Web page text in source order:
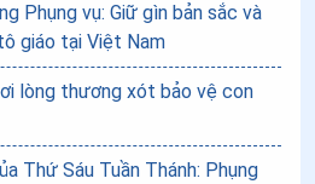
Phụng vụ: Giữ gìn bản sắc và
giáo tại Việt Nam
lòng thương xót bảo vệ con
Thứ Sáu Tuần Thánh: Phụng